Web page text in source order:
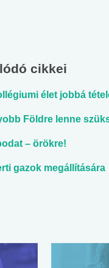
cikkei
élet jobbá
Földre lenne
– örökre!
gazok megállítására